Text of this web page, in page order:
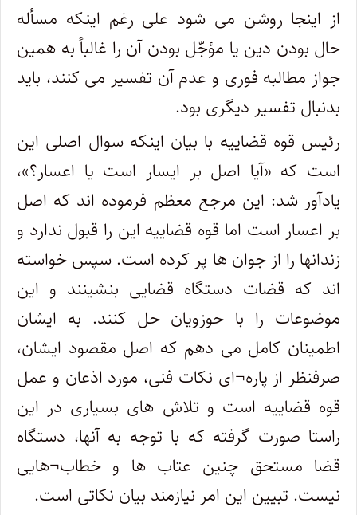
از اینجا روشن می شود علی رغم اینکه مسأله
حال بودن دین یا مؤجّل بودن آن را غالباً به همین
جواز مطالبه فوری و عدم آن تفسیر می کنند، باید
بدنبال تفسیر دیگری بود.
رئیس قوه قضاییه با بیان اینکه سوال اصلی این
است که «آیا اصل بر ایسار است یا اعسار؟»،
یادآور شد: این مرجع معظم فرموده اند که اصل
بر اعسار است اما قوه قضاییه این را قبول ندارد و
زندانها را از جوان ها پر کرده است. سپس خواسته
اند که قضات دستگاه قضایی بنشینند و این
موضوعات را با حوزویان حل کنند. به ایشان
اطمینان کامل می دهم که اصل مقصود ایشان،
صرفنظر از پاره¬ای نکات فنی، مورد اذعان و عمل
قوه قضاییه است و تلاش های بسیاری در این
راستا صورت گرفته که با توجه به آنها، دستگاه
قضا مستحق چنین عتاب ها و خطاب¬هایی
نیست. تبیین این امر نیازمند بیان نکاتی است.